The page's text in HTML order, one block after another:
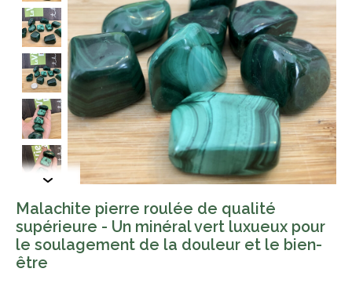
Malachite pierre roulée de qualité
supérieure - Un minéral vert luxueux pour
le soulagement de la douleur et le bien-
être